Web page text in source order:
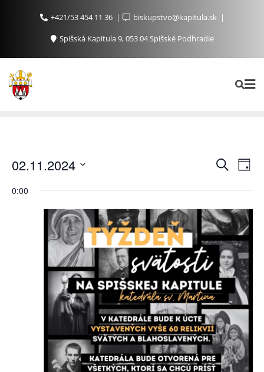
+421/53 454 11 36
biskupstvo@kapitula.sk
Spišská Kapitula 9, 053 04 Spišské Podhradie
Udalosti
and
Views
Vyhľadať
Day
02.11.2024
dátum.
0:00